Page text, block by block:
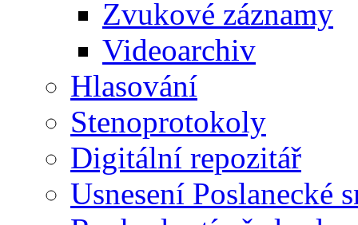
Zvukové záznamy
Videoarchiv
Hlasování
Stenoprotokoly
Digitální repozitář
Usnesení Poslanecké